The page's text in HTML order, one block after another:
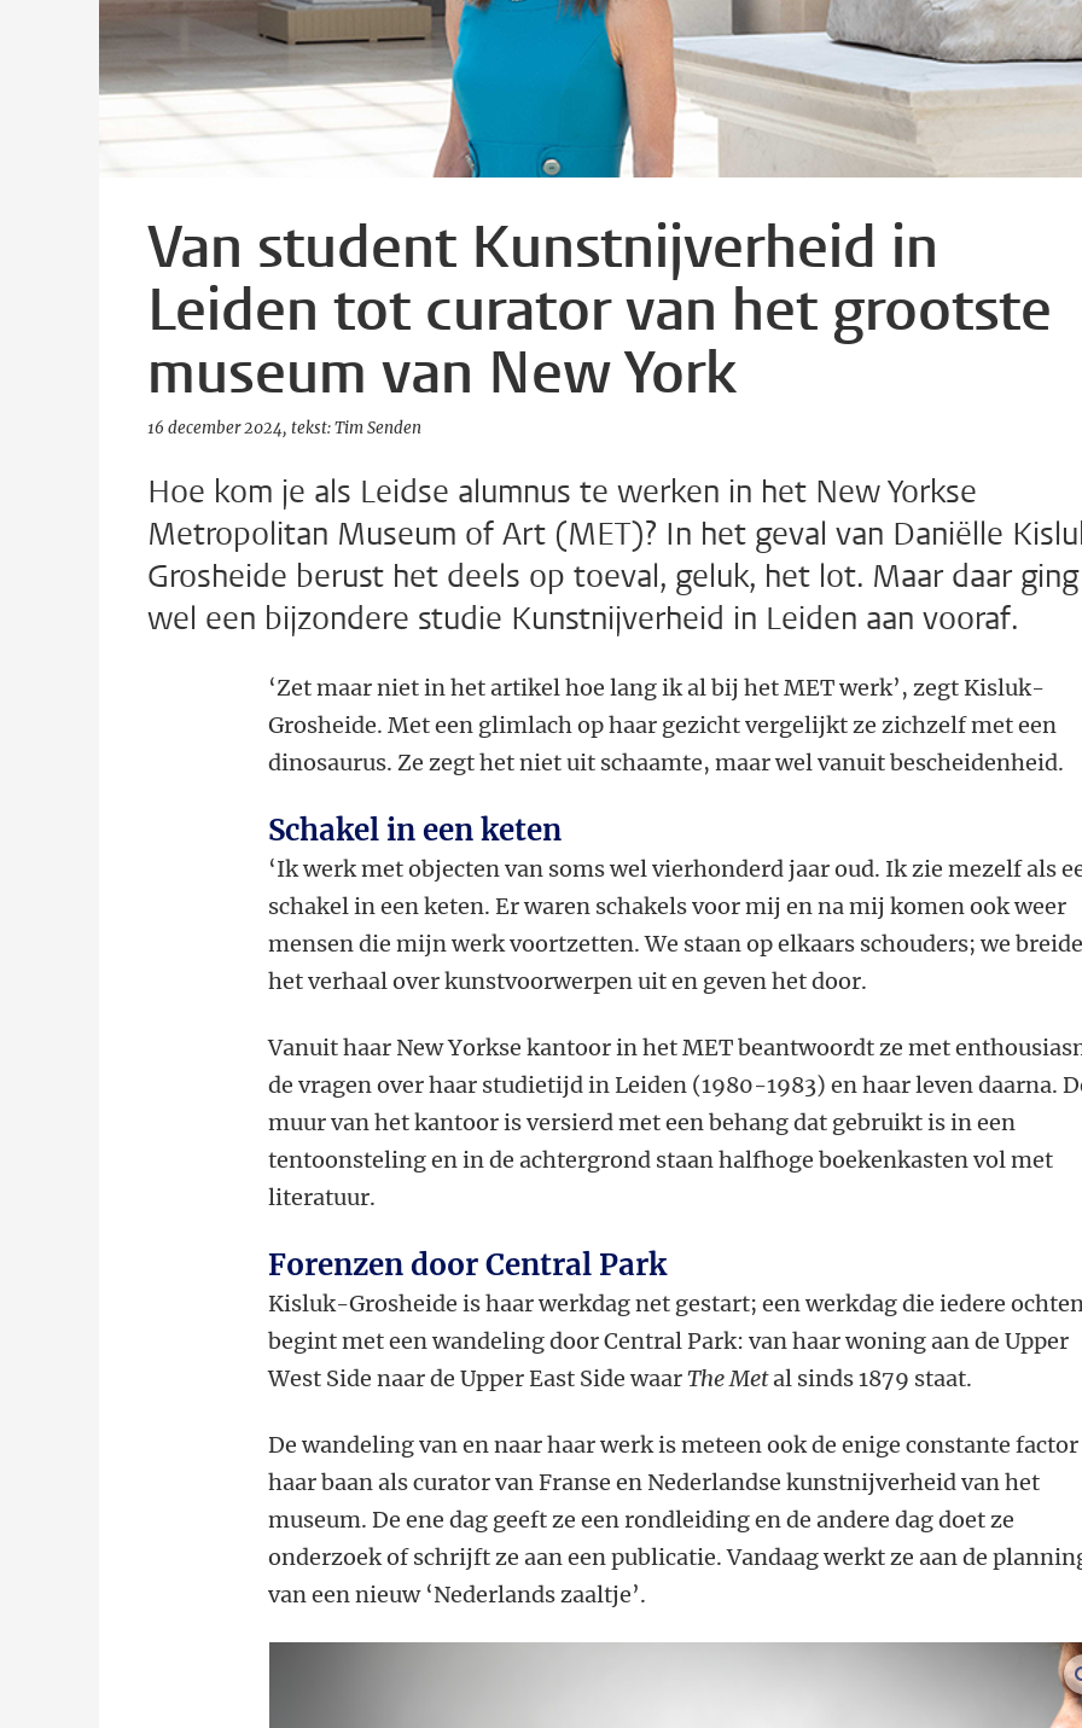
Van student Kunstnijverheid in
Leiden tot curator van het grootste
museum van New York
16 december 2024 tekst: Tim Senden
Hoe kom je als Leidse alumnus te werken in het New Yorkse
Metropolitan Museum of Art (MET)? In het geval van Daniëlle
Grosheide berust het deels op toeval, geluk, het lot. Maar daar ging
wel een bijzondere studie Kunstnijverheid in Leiden aan vooraf.
‘Zet maar niet in het artikel hoe lang ik al bij het MET werk’, zegt Kisluk-
Grosheide. Met een glimlach op haar gezicht vergelijkt ze zichzelf met een
dinosaurus. Ze zegt het niet uit schaamte, maar wel vanuit bescheidenheid.
Schakel in een keten
‘Ik werk met objecten van soms wel vierhonderd jaar oud. Ik zie mezelf als
schakel in een keten. Er waren schakels voor mij en na mij komen ook weer
mensen die mijn werk voortzetten. We staan op elkaars schouders; we
het verhaal over kunstvoorwerpen uit en geven het door.
Vanuit haar New Yorkse kantoor in het MET beantwoordt ze met
de vragen over haar studietijd in Leiden (1980-1983) en haar leven daarna.
muur van het kantoor is versierd met een behang dat gebruikt is in een
tentoonsteling en in de achtergrond staan halfhoge boekenkasten vol met
literatuur.
Forenzen door Central Park
Kisluk-Grosheide is haar werkdag net gestart; een werkdag die iedere
begint met een wandeling door Central Park: van haar woning aan de Upper
West Side naar de Upper East Side waarThe Metal sinds 1879 staat.
De wandeling van en naar haar werk is meteen ook de enige constante
haar baan als curator van Franse en Nederlandse kunstnijverheid van het
museum. De ene dag geeft ze een rondleiding en de andere dag doet ze
onderzoek of schrijft ze aan een publicatie. Vandaag werkt ze aan de
van een nieuw ‘Nederlands zaaltje’.